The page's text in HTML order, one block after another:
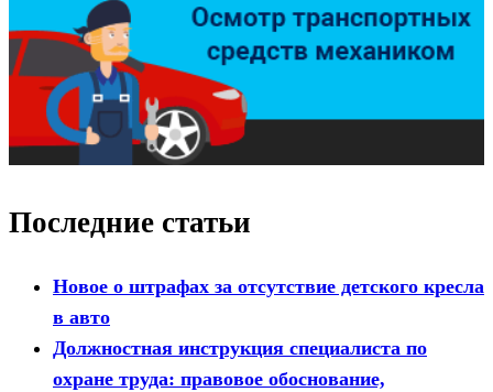
Последние статьи
Новое о штрафах за отсутствие детского кресла
в авто
Должностная инструкция специалиста по
охране труда: правовое обоснование,